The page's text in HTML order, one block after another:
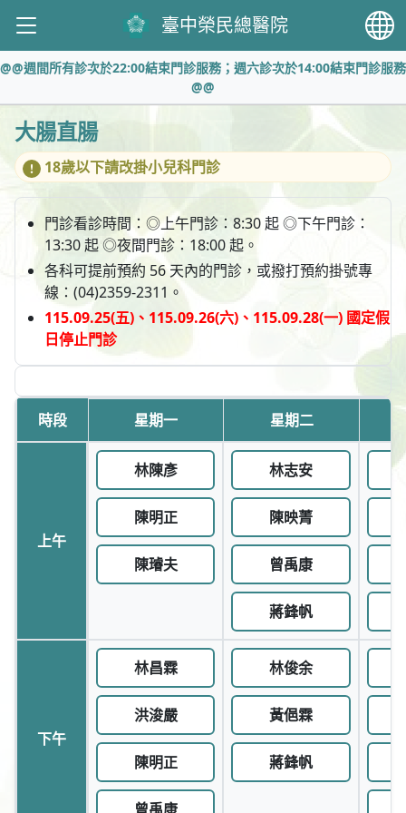
臺中榮民總醫院
@@週間所有診次於22:00結束門診服務；週六診次於14:00結束門診服務
@@
大腸直腸
18歲以下請改掛小兒科門診
門診看診時間：◎上午門診：8:30 起 ◎下午門診：
13:30 起 ◎夜間門診：18:00 起。
各科可提前預約 56 天內的門診，或撥打預約掛號專
線：(04)2359-2311。
115.09.25(五)、115.09.26(六)、115.09.28(一) 國定假
日停止門診
時段 星期一 星期二
上午
林陳彥
陳明正
陳璿夫
林志安
陳映菁
曾禹康
蔣鋒帆
下午
林昌霖
洪浚嚴
陳明正
林俊余
黃俋霖
蔣鋒帆